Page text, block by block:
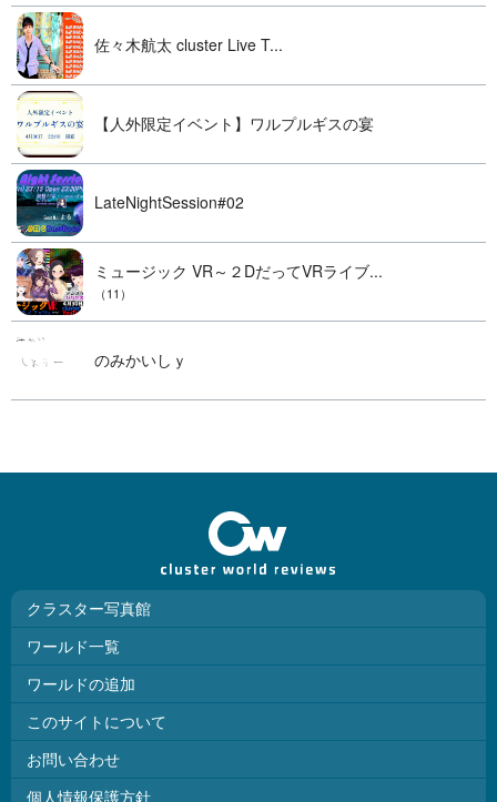
佐々木航太 cluster Live T...
【人外限定イベント】ワルプルギスの宴
LateNightSession#02
ミュージック VR～２DだってVRライブ...
（11）
のみかいしｙ
クラスター写真館
ワールド一覧
ワールドの追加
このサイトについて
お問い合わせ
個人情報保護方針